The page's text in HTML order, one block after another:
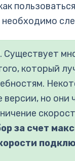
необходимо
Существует
который
но они
за счет